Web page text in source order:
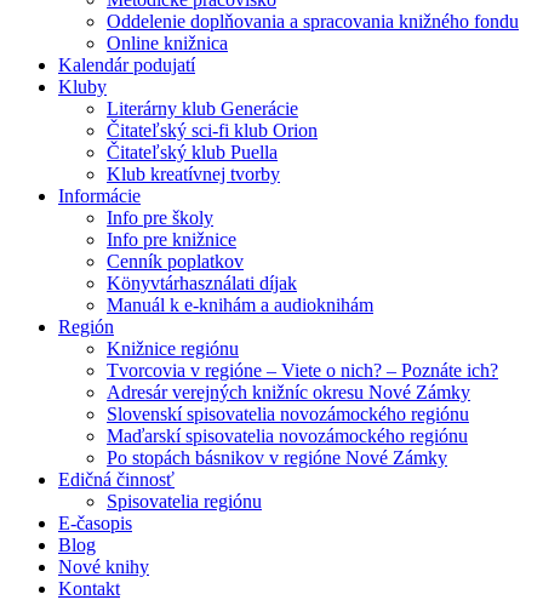
Oddelenie doplňovania a spracovania knižného fondu
Online knižnica
Kalendár podujatí
Kluby
Literárny klub Generácie
Čitateľský sci-fi klub Orion
Čitateľský klub Puella
Klub kreatívnej tvorby
Informácie
Info pre školy
Info pre knižnice
Cenník poplatkov
Könyvtárhasználati díjak
Manuál k e-knihám a audioknihám
Región
Knižnice regiónu
Tvorcovia v regióne – Viete o nich? – Poznáte ich?
Adresár verejných knižníc okresu Nové Zámky
Slovenskí spisovatelia novozámockého regiónu
Maďarskí spisovatelia novozámockého regiónu
Po stopách básnikov v regióne Nové Zámky
Edičná činnosť
Spisovatelia regiónu
E-časopis
Blog
Nové knihy
Kontakt